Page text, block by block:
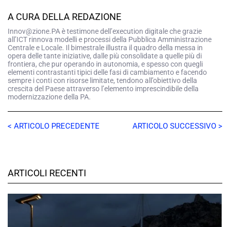
A CURA DELLA REDAZIONE
Innov@zione.PA è testimone dell’execution digitale che grazie
all’ICT rinnova modelli e processi della Pubblica Amministrazione
Centrale e Locale. Il bimestrale illustra il quadro della messa in
opera delle tante iniziative, dalle più consolidate a quelle più di
frontiera, che pur operando in autonomia, e spesso con quegli
elementi contrastanti tipici delle fasi di cambiamento e facendo
sempre i conti con risorse limitate, tendono all’obiettivo della
crescita del Paese attraverso l’elemento imprescindibile della
modernizzazione della PA.
< ARTICOLO PRECEDENTE ARTICOLO SUCCESSIVO >
ARTICOLI RECENTI